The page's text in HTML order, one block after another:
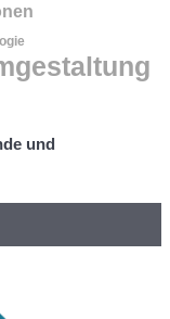
und